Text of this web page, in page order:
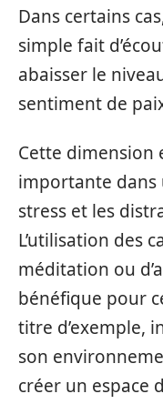
Dans certains
simple fait
abaisser le
sentiment de
Cette dimension
importante dans
stress et les
L’utilisation des
méditation ou
bénéfique pour
titre d’exemple,
son
créer un espace